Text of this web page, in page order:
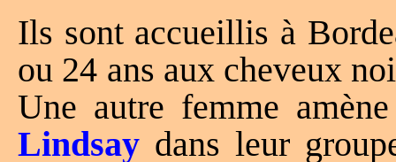
Ils sont accueillis à
ou 24 ans aux cheveux
Une autre femme
Lindsay dans leur